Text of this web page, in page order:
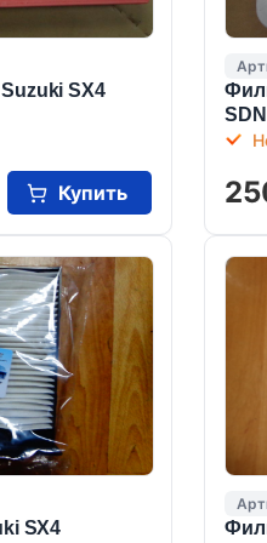
SX4
Купить
SDN
SX4